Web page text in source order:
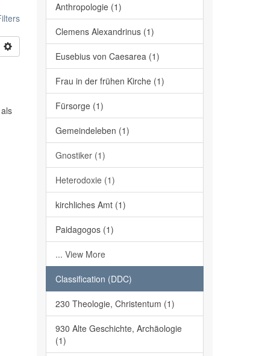
Anthropologie (1)
Clemens Alexandrinus (1)
Eusebius von Caesarea (1)
Frau in der frühen Kirche (1)
Fürsorge (1)
Gemeindeleben (1)
Gnostiker (1)
Heterodoxie (1)
kirchliches Amt (1)
Paidagogos (1)
... View More
Classification (DDC)
230 Theologie, Christentum (1)
930 Alte Geschichte, Archäologie
(1)